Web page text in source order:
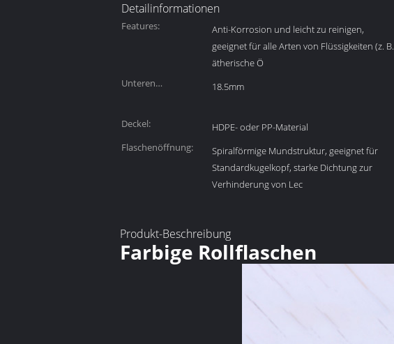
Detailinformationen
Features:
Anti-Korrosion und leicht zu reinigen,
geeignet für alle Arten von Flüssigkeiten (z. B.
ätherische Ö
Unteren
18.5mm
Deckel:
HDPE- oder PP-Material
Flaschenöffnung:
Spiralförmige Mundstruktur, geeignet für
Standardkugelkopf, starke Dichtung zur
Verhinderung von Lec
Produkt-Beschreibung
Farbige Rollflaschen